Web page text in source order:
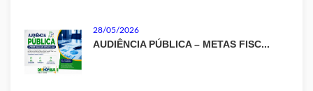
28/05/2026
AUDIÊNCIA PÚBLICA – METAS FISC...